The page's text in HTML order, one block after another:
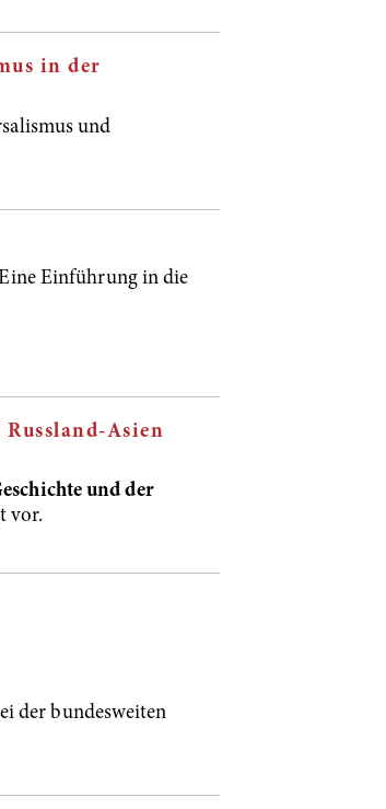
in der
und
Einführung in die
Asien
und der
vor.
der bundesweiten